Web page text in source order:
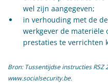
wel zijn aangegeven;
in verhouding met de
werkgever de materiële
prestaties te verrichten
Bron: Tussentijdse instructies
www.socialsecurity.be.